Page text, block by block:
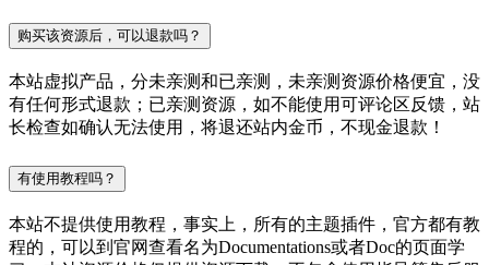
购买该资源后，可以退款吗？
本站虚拟产品，分未亲测和已亲测，未亲测资源价格便宜，没
有任何形式退款；已亲测资源，如不能使用可评论区反馈，站
长检查如确认无法使用，将退还站内金币，不现金退款！
有使用教程吗？
本站不提供使用教程，事实上，所有的主题插件，官方都有教
程的，可以到官网查看名为Documentations或者Doc的页面学